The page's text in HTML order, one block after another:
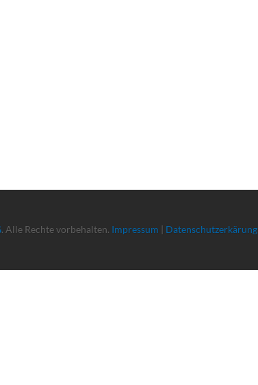
. Alle Rechte vorbehalten. Impressum | Datenschutzerkärung